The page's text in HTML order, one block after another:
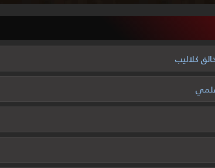
كلاليب